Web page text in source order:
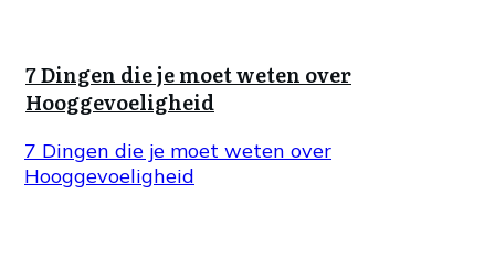
7 Dingen die je moet weten over
Hooggevoeligheid
7 Dingen die je moet weten over
Hooggevoeligheid